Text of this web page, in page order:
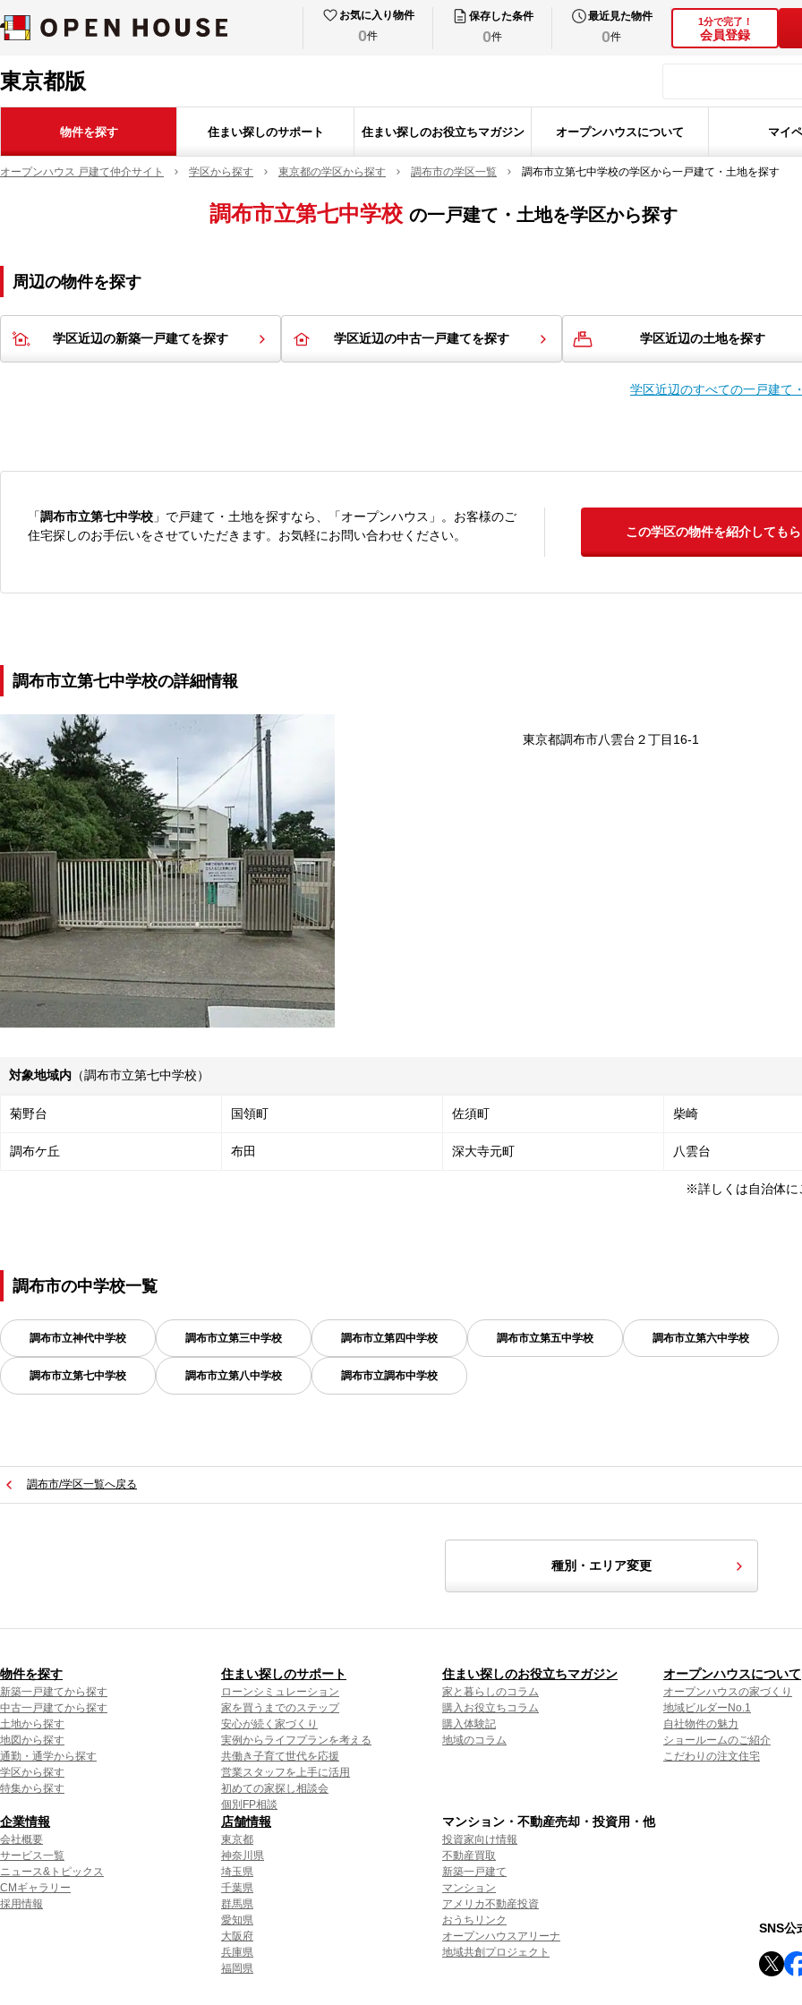
お気に入り物件
0件
保存した条件
0件
最近見た物件
0件
1分で完了！
会員登録
東京都版
物件を探す 住まい探しのサポート 住まい探しのお役立ちマガジン オープンハウスについて マイ
オープンハウス 戸建て仲介サイト 学区から探す 東京都の学区から探す 調布市の学区一覧 調布市立第七中学校の学区から一戸建て・土地を探す
調布市立第七中学校 の一戸建て・土地を学区から探す
周辺の物件を探す
学区近辺の新築一戸建てを探す 学区近辺の中古一戸建てを探す 学区近辺の土地を探す
学区近辺のすべての一戸建て
「調布市立第七中学校 」で戸建て・土地を探すなら、「オープンハウス」。お客様のご
住宅探しのお手伝いをさせていただきます。お気軽にお問い合わせください。
この学区の物件を紹介しても
調布市立第七中学校の詳細情報
東京都調布市八雲台２丁目16-1
対象地域内 （調布市立第七中学校）
菊野台 国領町 佐須町 柴崎
調布ケ丘 布田 深大寺元町 八雲台
※詳しくは自治体に
調布市の中学校一覧
調布市立神代中学校 調布市立第三中学校 調布市立第四中学校 調布市立第五中学校 調布市立第六中学校
調布市立第七中学校 調布市立第八中学校 調布市立調布中学校
調布市/学区一覧へ戻る
種別・エリア変更
物件を探す
新築一戸建てから探す
中古一戸建てから探す
土地から探す
地図から探す
通勤・通学から探す
学区から探す
特集から探す
住まい探しのサポート
ローンシミュレーション
家を買うまでのステップ
安心が続く家づくり
実例からライフプランを考える
共働き子育て世代を応援
営業スタッフを上手に活用
初めての家探し相談会
個別FP相談
住まい探しのお役立ちマガジン
家と暮らしのコラム
購入お役立ちコラム
購入体験記
地域のコラム
オープンハウスについて
オープンハウスの家づくり
地域ビルダーNo.1
自社物件の魅力
ショールームのご紹介
こだわりの注文住宅
企業情報
会社概要
サービス一覧
ニュース&トピックス
CMギャラリー
採用情報
店舗情報
東京都
神奈川県
埼玉県
千葉県
群馬県
愛知県
大阪府
兵庫県
福岡県
マンション・不動産売却・投資用・他
投資家向け情報
不動産買取
新築一戸建て
マンション
アメリカ不動産投資
おうちリンク
オープンハウスアリーナ
地域共創プロジェクト
SNS公